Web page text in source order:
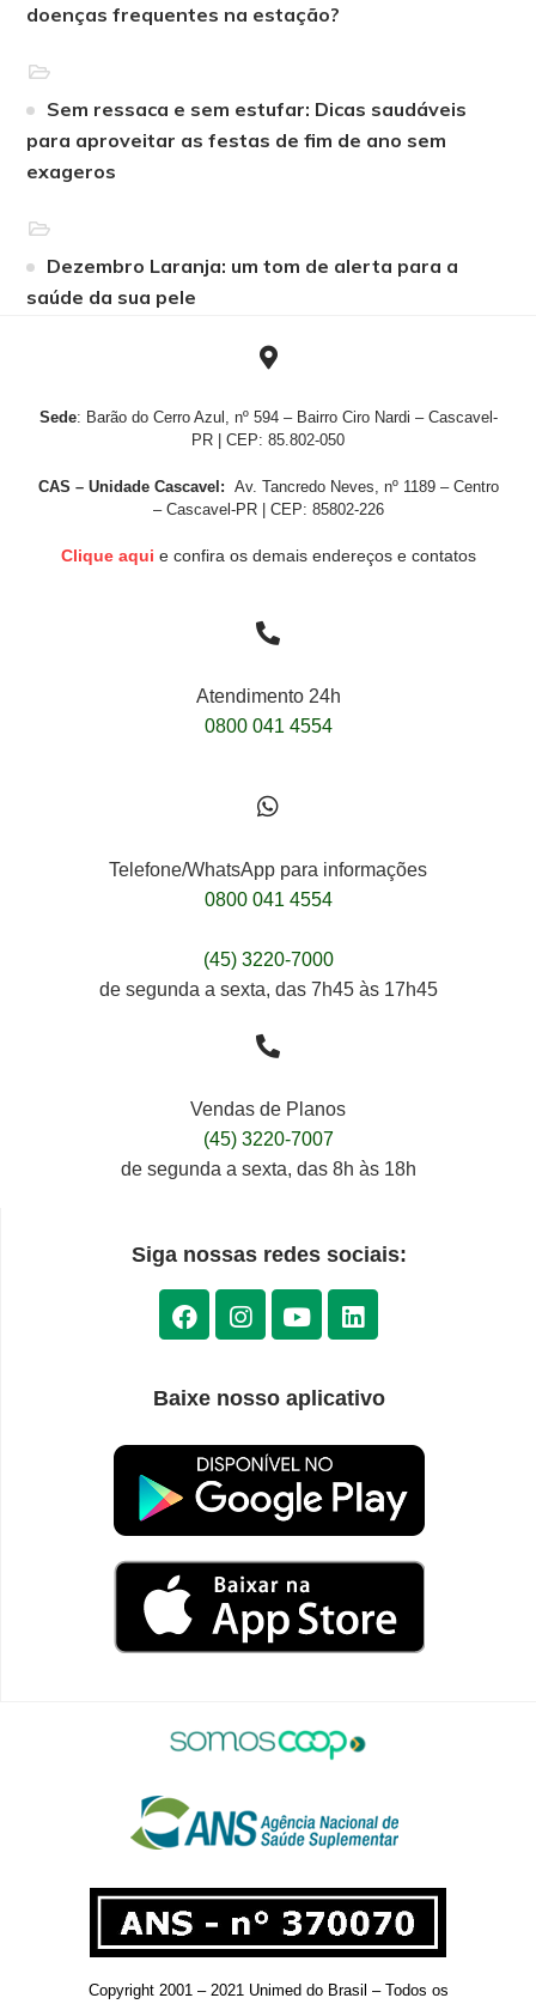
doenças frequentes na estação?
Sem ressaca e sem estufar: Dicas saudáveis
para aproveitar as festas de fim de ano sem
exageros
Dezembro Laranja: um tom de alerta para a
saúde da sua pele
Sede: Barão do Cerro Azul, nº 594 – Bairro Ciro Nardi – Cascavel-
PR | CEP: 85.802-050
CAS – Unidade Cascavel: Av. Tancredo Neves, nº 1189 – Centro
– Cascavel-PR | CEP: 85802-226
Clique aqui e confira os demais endereços e contatos
Atendimento 24h
0800 041 4554
Telefone/WhatsApp para informações
0800 041 4554
(45) 3220-7000
de segunda a sexta, das 7h45 às 17h45
Vendas de Planos
(45) 3220-7007
de segunda a sexta, das 8h às 18h
Siga nossas redes sociais:
Baixe nosso aplicativo
Copyright 2001 – 2021 Unimed do Brasil – Todos os